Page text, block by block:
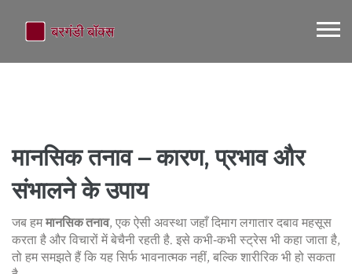
मानसिक तनाव – कारण, प्रभाव और
संभालने के उपाय
जब हममानसिक तनाव, एक ऐसी अवस्था जहाँ दिमाग लगातार दबाव महसूस
करता है और विचारों में बेचैनी रहती है. इसे कभी‑कभीस्ट्रेसभी कहा जाता है,
तो हम समझते हैं कि यह सिर्फ भावनात्मक नहीं, बल्कि शारीरिक भी हो सकता